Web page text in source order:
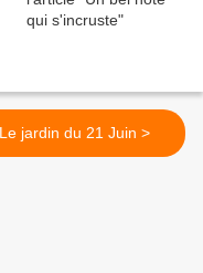
Le jardin du 21 Juin >